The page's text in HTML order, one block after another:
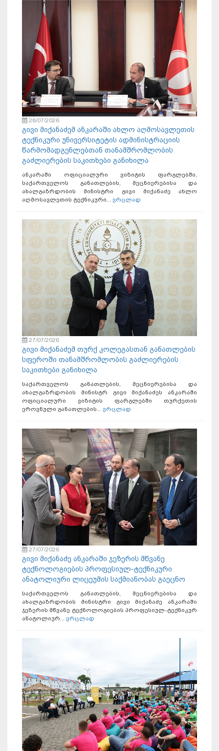
28/07/2026
გივი მიქანაძემ ანკარაში ახლო აღმოსავლეთის
ტექნიკური უნივერსიტეტის ადმინისტრაციის
წარმომადგენლებთან თანამშრომლობის
გაძლიერების საკითხები განიხილა
ანკარაში ოფიციალური ვიზიტის ფარგლებში,
საქართველოს განათლების, მეცნიერებისა და
ახალგაზრდობის მინისტრი გივი მიქანაძე ახლო
აღმოსავლეთის ტექნიკური... ვრცლად
27/07/2026
გივი მიქანაძემ თურქ კოლეგასთან განათლების
სფეროში თანამშრომლობის გაძლიერების
საკითხები განიხილა
საქართველოს განათლების, მეცნიერებისა და
ახალგაზრდობის მინისტრ გივი მიქანაძეს ანკარაში
ოფიციალური ვიზიტის ფარგლებში თურქეთის
ეროვნული განათლების... ვრცლად
27/07/2026
გივი მიქანაძე ანკარაში ჯეზერის მწვანე
ტექნოლოგიების პროფესიულ-ტექნიკური
ანატოლიური ლიცეუმის საქმიანობას გაეცნო
საქართველოს განათლების, მეცნიერებისა და
ახალგაზრდობის მინისტრი გივი მიქანაძე ანკარაში
ჯეზერის მწვანე ტექნოლოგიების პროფესიულ-ტექნიკურ
ანატოლიურ... ვრცლად